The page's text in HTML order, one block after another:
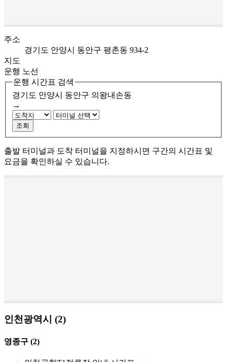
주소
경기도 안양시 동안구 평촌동 934-2
지도
운행 노선
운행 시간표 검색
경기도 안양시 동안구 의왕내손동
→
조회
출발 터미널과 도착 터미널을 지정하시면 구간의 시간표 및
요금을 확인하실 수 있습니다.
인천광역시 (2)
영종구 (2)